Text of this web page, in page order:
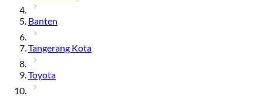
Banten
Tangerang Kota
Toyota